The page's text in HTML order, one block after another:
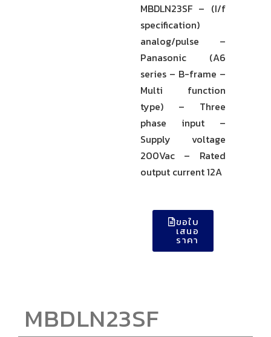
MBDLN23SF – (I/f
specification)
analog/pulse –
Panasonic (A6
series – B-frame –
Multi function
type) – Three
phase input –
Supply voltage
200Vac – Rated
output current 12A
ขอใบ
เสนอ
ราคา
MBDLN23SF